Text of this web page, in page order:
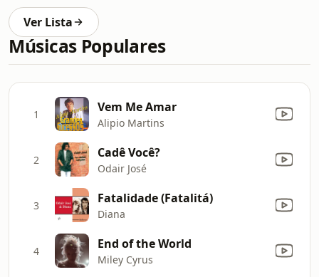
Ver Lista
Músicas Populares
1 Vem Me Amar
Alipio Martins
2 Cadê Você?
Odair José
3 Fatalidade (Fatalitá)
Diana
4 End of the World
Miley Cyrus